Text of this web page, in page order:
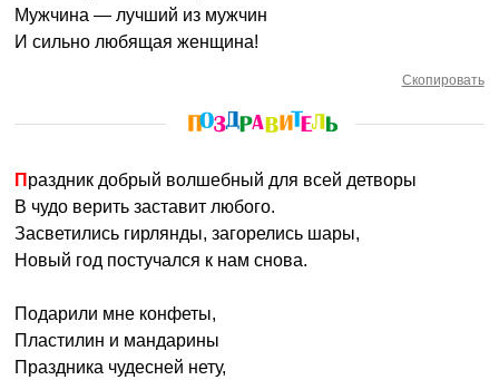
Мужчина — лучший из мужчин
И сильно любящая женщина!
Скопировать
Праздник добрый волшебный для всей детворы
В чудо верить заставит любого.
Засветились гирлянды, загорелись шары,
Новый год постучался к нам снова.
Подарили мне конфеты,
Пластилин и мандарины
Праздника чудесней нету,